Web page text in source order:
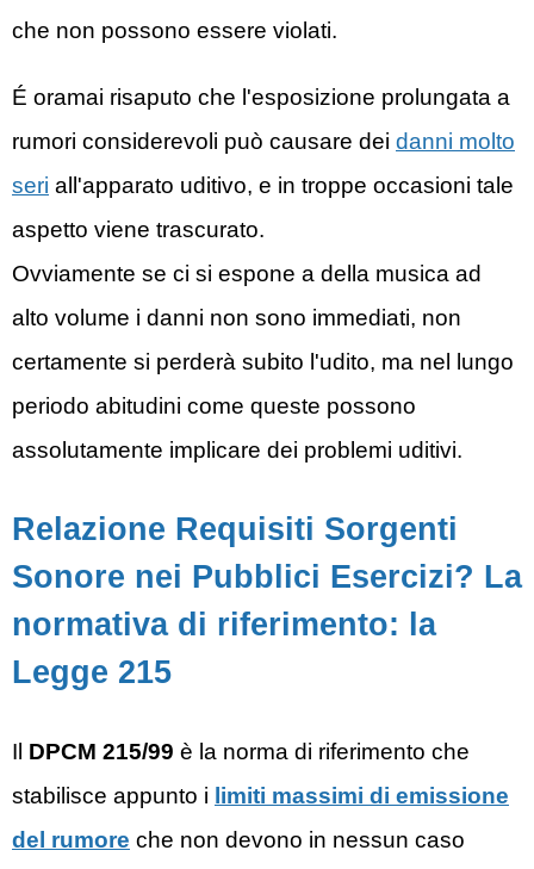
che non possono essere violati.
É oramai risaputo che l'esposizione prolungata a
rumori considerevoli può causare dei danni molto
seri all'apparato uditivo, e in troppe occasioni tale
aspetto viene trascurato.
Ovviamente se ci si espone a della musica ad
alto volume i danni non sono immediati, non
certamente si perderà subito l'udito, ma nel lungo
periodo abitudini come queste possono
assolutamente implicare dei problemi uditivi.
Relazione Requisiti Sorgenti
Sonore nei Pubblici Esercizi? La
normativa di riferimento: la
Legge 215
Il DPCM 215/99 è la norma di riferimento che
stabilisce appunto i limiti massimi di emissione
del rumore che non devono in nessun caso